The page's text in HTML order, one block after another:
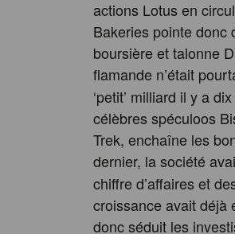
actions Lotus en
Bakeries pointe donc
boursière et talonne
flamande n’était
‘petit’ milliard il y a
célèbres spéculoos
Trek, enchaîne les
dernier, la société
chiffre d’affaires et
croissance avait déjà
donc séduit les